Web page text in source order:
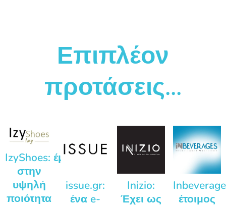
Επιπλέον
προτάσεις...
IzyShoes: έμφαση
στην
υψηλή
ποιότητα
issue.gr:
ένα e-
Inizio:
Έχει ως
έτοιμος